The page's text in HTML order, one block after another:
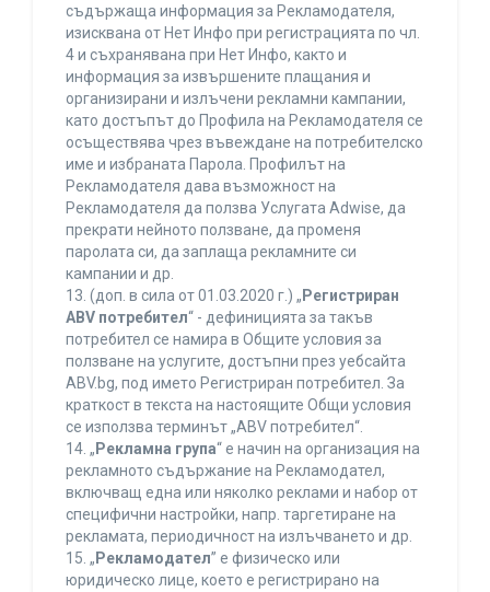
съдържаща информация за Рекламодателя,
изисквана от Нет Инфо при регистрацията по чл.
4 и съхранявана при Нет Инфо, както и
информация за извършените плащания и
организирани и излъчени рекламни кампании,
като достъпът до Профила на Рекламодателя се
осъществява чрез въвеждане на потребителско
име и избраната Парола. Профилът на
Рекламодателя дава възможност на
Рекламодателя да ползва Услугата Adwise, да
прекрати нейното ползване, да променя
паролата си, да заплаща рекламните си
кампании и др.
13. (доп. в сила от 01.03.2020 г.) „ Регистриран
ABV потребител“ - дефиницията за такъв
потребител се намира в Общите условия за
ползване на услугите, достъпни през уебсайта
ABV.bg, под името Регистриран потребител. За
краткост в текста на настоящите Общи условия
се използва терминът „ABV потребител“.
14. „ Рекламна група“ е начин на организация на
рекламното съдържание на Рекламодател,
включващ една или няколко реклами и набор от
специфични настройки, напр. таргетиране на
рекламата, периодичност на излъчването и др.
15. „ Рекламодател” е физическо или
юридическо лице, което е регистрирано на